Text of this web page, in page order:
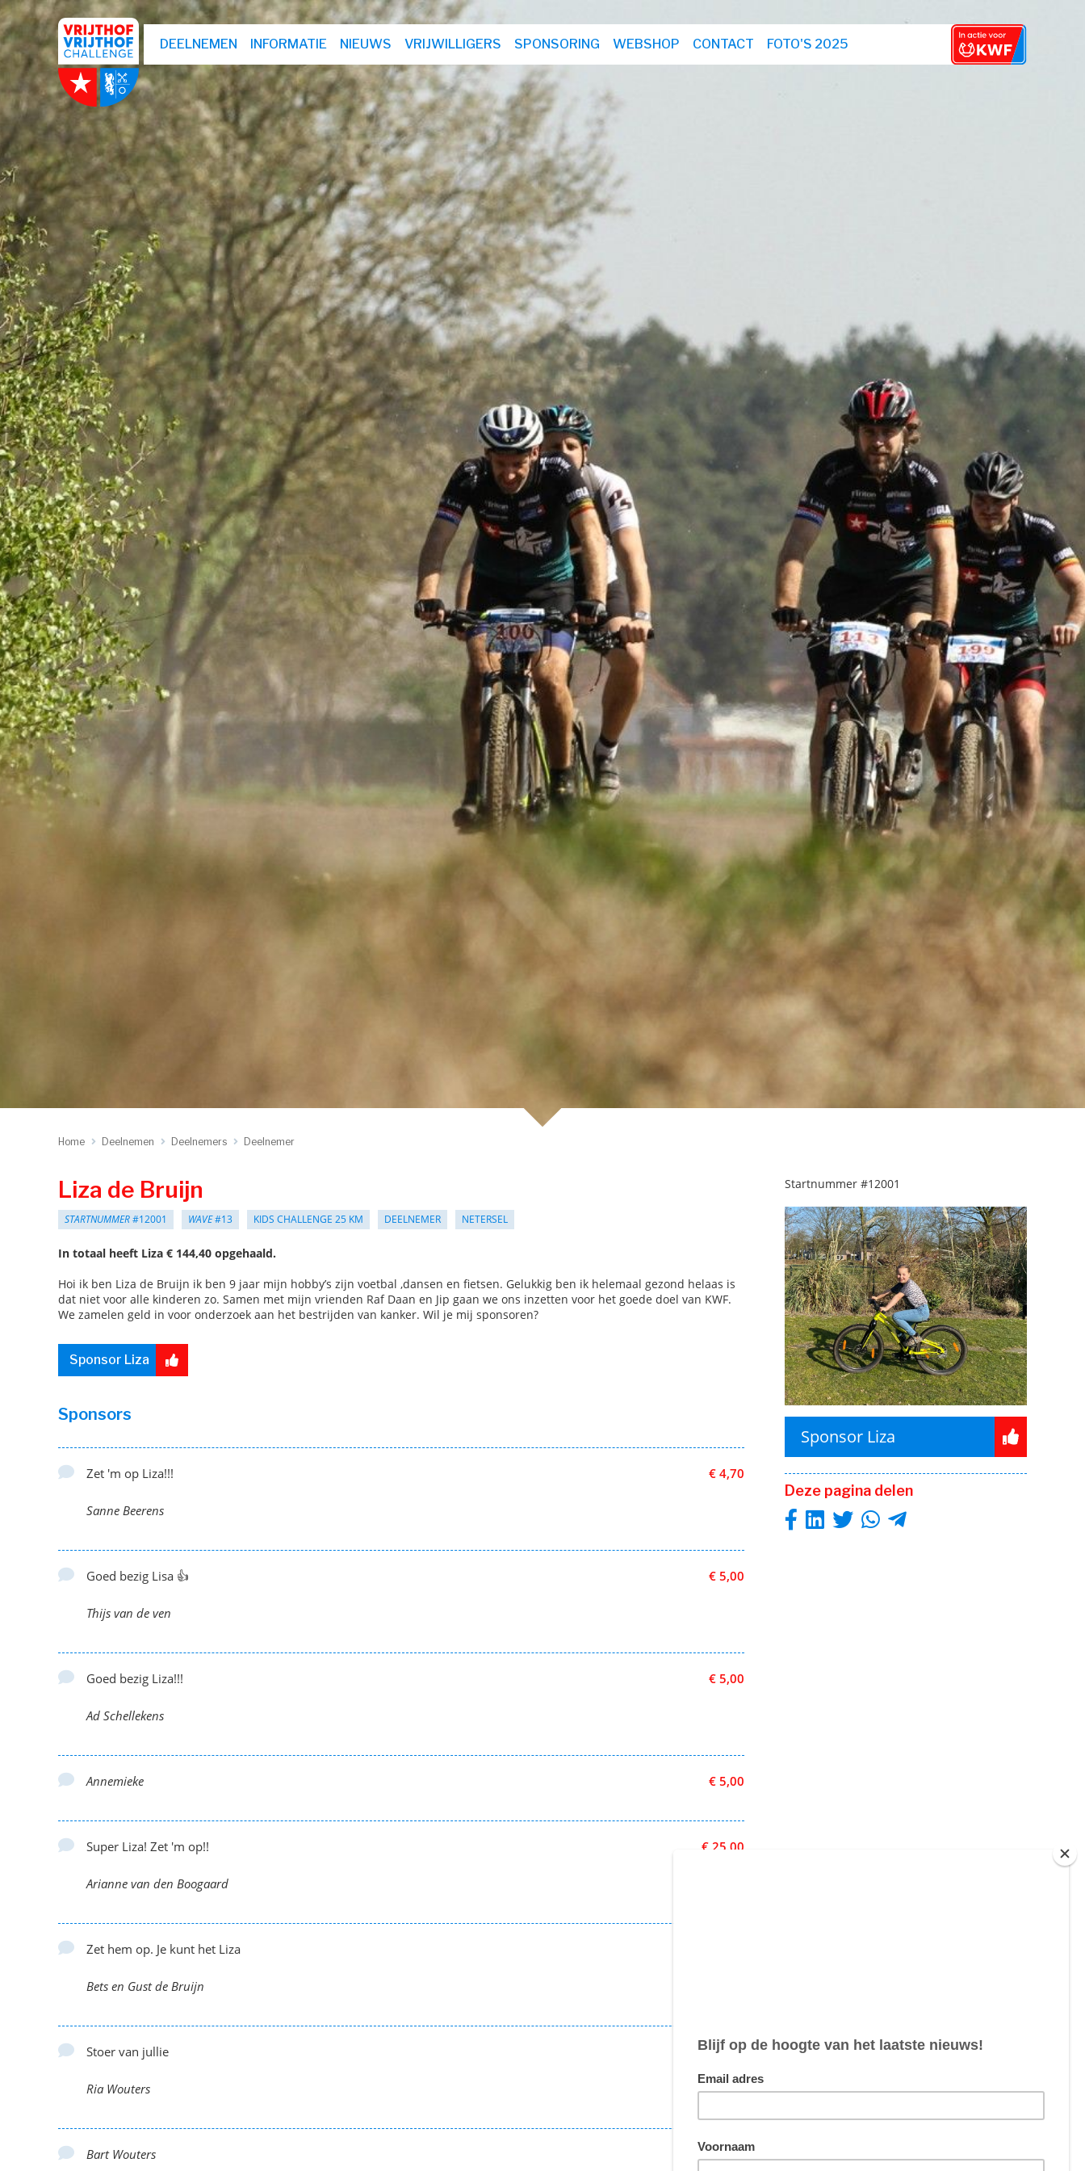
DEELNEMEN INFORMATIE NIEUWS VRIJWILLIGERS SPONSORING WEBSHOP CONTACT FOTO'S 2025
Home Deelnemen Deelnemers Deelnemer
Liza de Bruijn
STARTNUMMER#12001 WAVE#13 KIDS CHALLENGE 25 KM DEELNEMER NETERSEL
In totaal heeft Liza € 144,40 opgehaald.
Hoi ik ben Liza de Bruijn ik ben 9 jaar mijn hobby’s zijn voetbal ,dansen en fietsen. Gelukkig ben ik helemaal gezond helaas is
dat niet voor alle kinderen zo. Samen met mijn vrienden Raf Daan en Jip gaan we ons inzetten voor het goede doel van KWF.
We zamelen geld in voor onderzoek aan het bestrijden van kanker. Wil je mij sponsoren?
Sponsor Liza
Startnummer #12001
Sponsor Liza
Deze pagina delen
Sponsors
€ 4,70
Zet 'm op Liza!!!
Sanne Beerens
€ 5,00
Goed bezig Lisa 👍
Thijs van de ven
€ 5,00
Goed bezig Liza!!!
Ad Schellekens
€ 5,00
Annemieke
€ 25,00
Super Liza! Zet 'm op!!
Arianne van den Boogaard
Zet hem op. Je kunt het Liza
Bets en Gust de Bruijn
€ 25,00
Stoer van jullie
Ria Wouters
€ 24,70
Bart Wouters